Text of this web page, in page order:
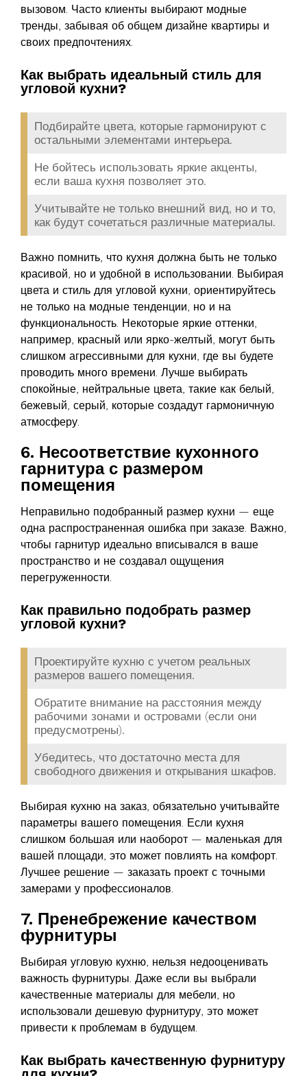
вызовом. Часто клиенты выбирают модные
тренды, забывая об общем дизайне квартиры и
своих предпочтениях.
Как выбрать идеальный стиль для
угловой кухни?
Подбирайте цвета, которые гармонируют с
остальными элементами интерьера.
Не бойтесь использовать яркие акценты,
если ваша кухня позволяет это.
Учитывайте не только внешний вид, но и то,
как будут сочетаться различные материалы.
Важно помнить, что кухня должна быть не только
красивой, но и удобной в использовании. Выбирая
цвета и стиль для угловой кухни, ориентируйтесь
не только на модные тенденции, но и на
функциональность. Некоторые яркие оттенки,
например, красный или ярко-желтый, могут быть
слишком агрессивными для кухни, где вы будете
проводить много времени. Лучше выбирать
спокойные, нейтральные цвета, такие как белый,
бежевый, серый, которые создадут гармоничную
атмосферу.
6. Несоответствие кухонного
гарнитура с размером
помещения
Неправильно подобранный размер кухни — еще
одна распространенная ошибка при заказе. Важно,
чтобы гарнитур идеально вписывался в ваше
пространство и не создавал ощущения
перегруженности.
Как правильно подобрать размер
угловой кухни?
Проектируйте кухню с учетом реальных
размеров вашего помещения.
Обратите внимание на расстояния между
рабочими зонами и островами (если они
предусмотрены).
Убедитесь, что достаточно места для
свободного движения и открывания шкафов.
Выбирая кухню на заказ, обязательно учитывайте
параметры вашего помещения. Если кухня
слишком большая или наоборот — маленькая для
вашей площади, это может повлиять на комфорт.
Лучшее решение — заказать проект с точными
замерами у профессионалов.
7. Пренебрежение качеством
фурнитуры
Выбирая угловую кухню, нельзя недооценивать
важность фурнитуры. Даже если вы выбрали
качественные материалы для мебели, но
использовали дешевую фурнитуру, это может
привести к проблемам в будущем.
Как выбрать качественную фурнитуру